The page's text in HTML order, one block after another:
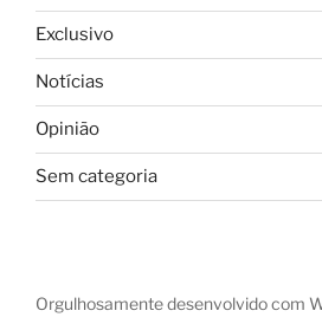
Exclusivo
Notícias
Opinião
Sem categoria
Orgulhosamente desenvolvido com